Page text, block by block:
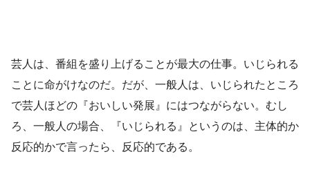
芸人は、番組を盛り上げることが最大の仕事。いじられる
ことに命がけなのだ。だが、一般人は、いじられたところ
で芸人ほどの『おいしい発展』にはつながらない。むし
ろ、一般人の場合、『いじられる』というのは、主体的か
反応的かで言ったら、反応的である。